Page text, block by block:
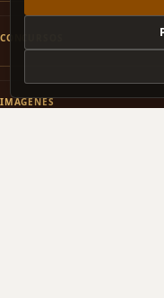
CONCURSOS
IMÁGENES